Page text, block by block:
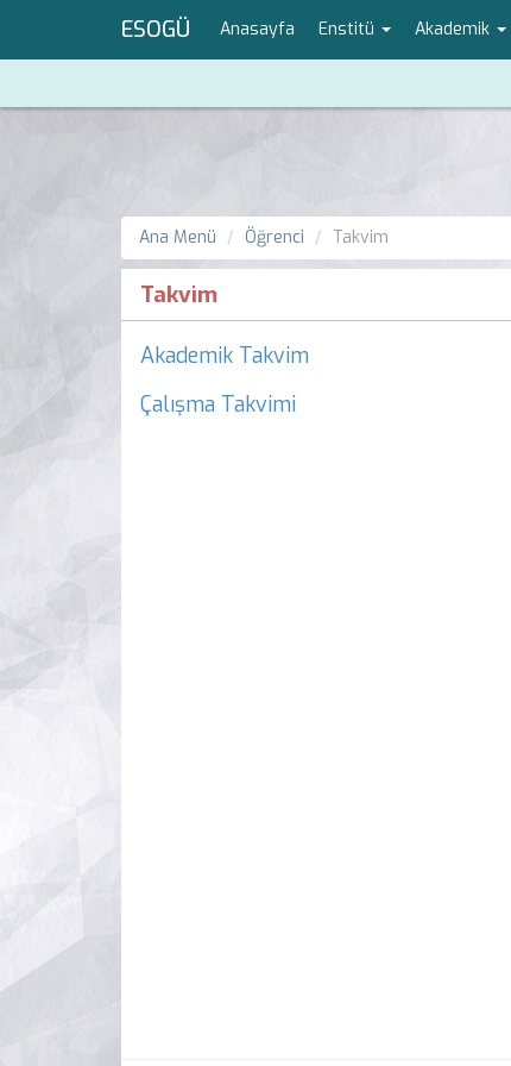
ESOGÜ Anasayfa Enstitü Akademik
Ana Menü Öğrenci Takvim
Takvim
Akademik Takvim
Çalışma Takvimi